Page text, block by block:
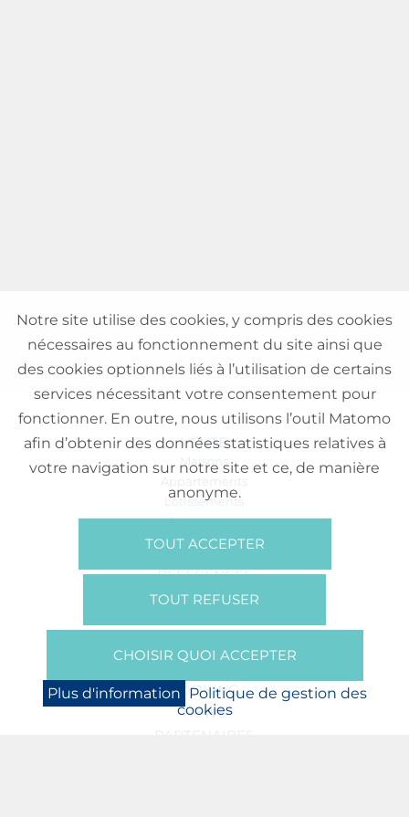
VENTE
Maisons
Appartements
Lotissements
Commerces
Bureaux
RÉFÉRENCES
SUR NOUS
Presse
BOOKING
NEWS
PARTENAIRES
Notre site utilise des cookies, y compris des cookies
nécessaires au fonctionnement du site ainsi que
des cookies optionnels liés à l’utilisation de certains
services nécessitant votre consentement pour
fonctionner. En outre, nous utilisons l’outil Matomo
afin d’obtenir des données statistiques relatives à
votre navigation sur notre site et ce, de manière
anonyme.
TOUT ACCEPTER
TOUT REFUSER
CHOISIR QUOI ACCEPTER
Plus d'information Politique de gestion des
cookies